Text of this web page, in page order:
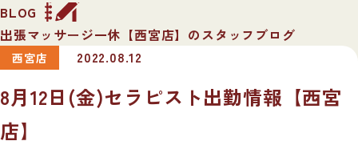
BLOG
出張マッサージ一休【西宮店】のスタッフブログ
西宮店 2022.08.12
8月12日(金)セラピスト出勤情報【西宮
店】